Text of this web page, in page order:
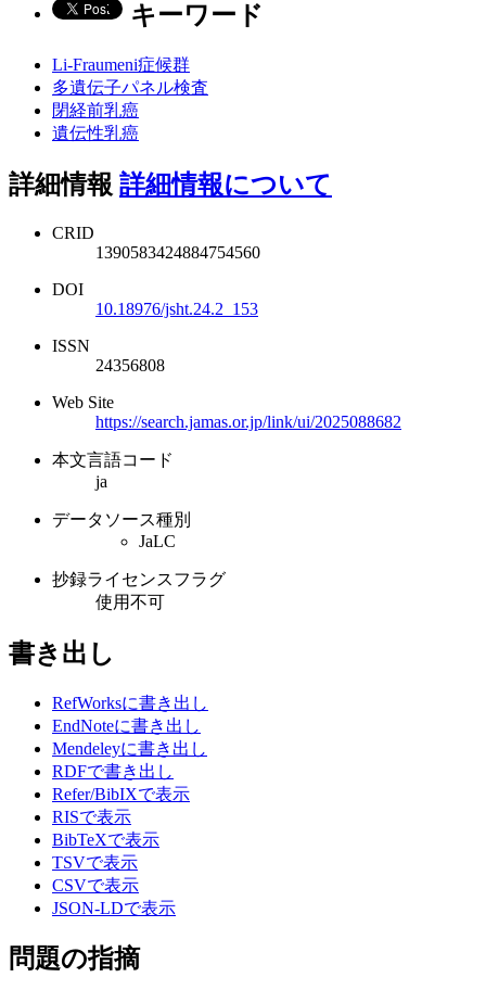
キーワード
Li-Fraumeni症候群
多遺伝子パネル検査
閉経前乳癌
遺伝性乳癌
詳細情報 詳細情報について
CRID
1390583424884754560
DOI
10.18976/jsht.24.2_153
ISSN
24356808
Web Site
https://search.jamas.or.jp/link/ui/2025088682
本文言語コード
ja
データソース種別
JaLC
抄録ライセンスフラグ
使用不可
書き出し
RefWorksに書き出し
EndNoteに書き出し
Mendeleyに書き出し
RDFで書き出し
Refer/BibIXで表示
RISで表示
BibTeXで表示
TSVで表示
CSVで表示
JSON-LDで表示
問題の指摘